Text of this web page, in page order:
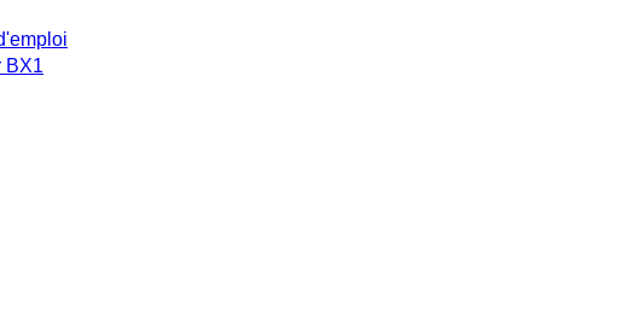
BX1